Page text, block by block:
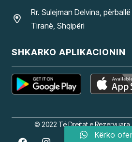
Rr. Sulejman Delvina,
Tiranë, Shqipëri
SHKARKO APLIKACIONIN
© 2022 Të Drejtat e
Kërko